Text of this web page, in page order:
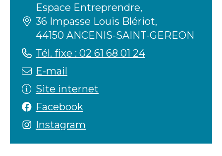
Espace Entreprendre,
36 Impasse Louis Blériot,
44150 ANCENIS-SAINT-GEREON
Tél. fixe : 02 61 68 01 24
E-mail
Site internet
Facebook
Instagram